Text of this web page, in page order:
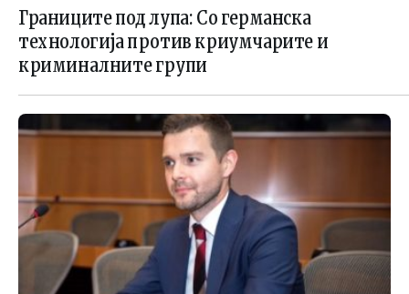
ГРАНИЧНАТА БЕЗБЕДНОСТ
Границите под лупа: Со германска
технологија против криумчарите и
криминалните групи